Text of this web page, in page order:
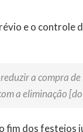
e o controle
a compra
a eliminação
fim dos festejos